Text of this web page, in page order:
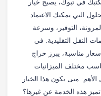
في تبوك، يصبح خيار
التي يمكنك الاعتماد
التوفير، وسرعة
النقل التقليدية. في
مناسبة، يبرز حراج
مختلف الميزانيات
متى يكون هذا الخيار
هذه الخدمة عن غيرها؟